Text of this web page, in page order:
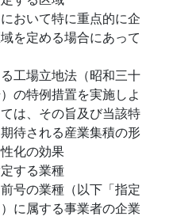
おいて特に重点的に企
を定める場合にあって
工場立地法（昭和三十
の特例措置を実施しよ
は、その旨及び当該特
待される産業集積の形
化の効果
する業種
号の業種（以下「指定
に属する事業者の企業